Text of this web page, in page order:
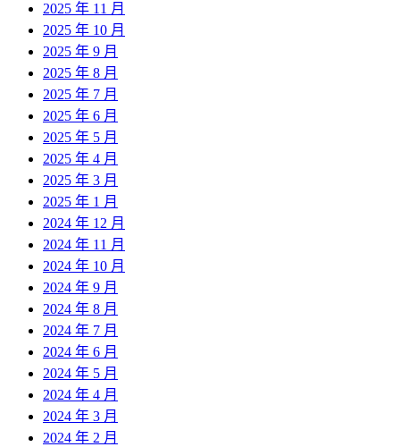
2025 年 11 月
2025 年 10 月
2025 年 9 月
2025 年 8 月
2025 年 7 月
2025 年 6 月
2025 年 5 月
2025 年 4 月
2025 年 3 月
2025 年 1 月
2024 年 12 月
2024 年 11 月
2024 年 10 月
2024 年 9 月
2024 年 8 月
2024 年 7 月
2024 年 6 月
2024 年 5 月
2024 年 4 月
2024 年 3 月
2024 年 2 月